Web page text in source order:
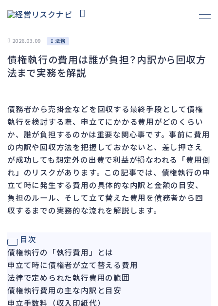
財務 695
資金繰り 193
資産売却 194
法務
差押・強制執行 231
法令違反・行政処分 318
訴訟・不正 279
損害賠償・知的財産 271
経営 157
再建準備
人事労務 572
労働問題 273
2026.03.09 法務
債権執行の費用は誰が負担？内訳から回収方
法まで実務を解説
債務者から売掛金などを回収する最終手段として債権
執行を検討する際、申立てにかかる費用がどのくらい
か、誰が負担するのかは重要な関心事です。事前に費用
の内訳や回収方法を把握しておかないと、差し押さえ
が成功しても想定外の出費で利益が損なわれる「費用倒
れ」のリスクがあります。この記事では、債権執行の申
立て時に発生する費用の具体的な内訳と金額の目安、
負担のルール、そして立て替えた費用を債務者から回
収するまでの実務的な流れを解説します。
目次
債権執行の「執行費用」とは
申立て時に債権者が立て替える費用
法律で定められた執行費用の範囲
債権執行費用の主な内訳と目安
申立手数料（収入印紙代）